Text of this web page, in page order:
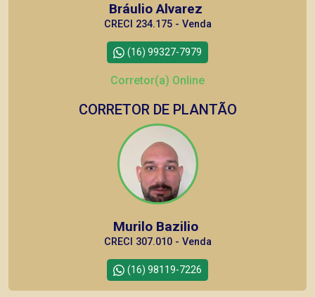
Bráulio Alvarez
CRECI 234.175 - Venda
(16) 99327-7979
Corretor(a) Online
CORRETOR DE PLANTÃO
Murilo Bazilio
CRECI 307.010 - Venda
(16) 98119-7226